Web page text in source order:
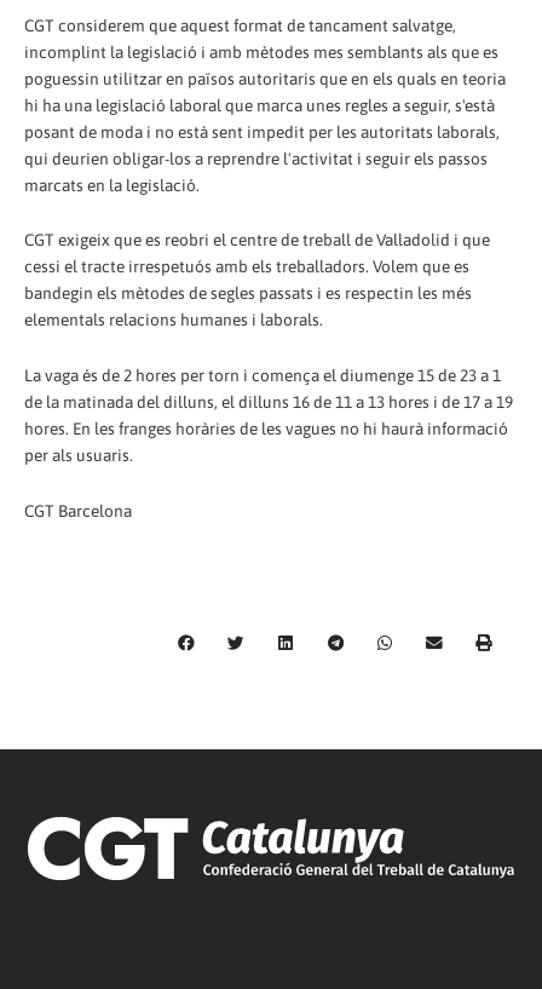
CGT considerem que aquest format de tancament salvatge,
incomplint la legislació i amb mètodes mes semblants als que es
poguessin utilitzar en països autoritaris que en els quals en teoria
hi ha una legislació laboral que marca unes regles a seguir, s'està
posant de moda i no està sent impedit per les autoritats laborals,
qui deurien obligar-los a reprendre l'activitat i seguir els passos
marcats en la legislació.
CGT exigeix que es reobri el centre de treball de Valladolid i que
cessi el tracte irrespetuós amb els treballadors. Volem que es
bandegin els mètodes de segles passats i es respectin les més
elementals relacions humanes i laborals.
La vaga és de 2 hores per torn i comença el diumenge 15 de 23 a 1
de la matinada del dilluns, el dilluns 16 de 11 a 13 hores i de 17 a 19
hores. En les franges horàries de les vagues no hi haurà informació
per als usuaris.
CGT Barcelona